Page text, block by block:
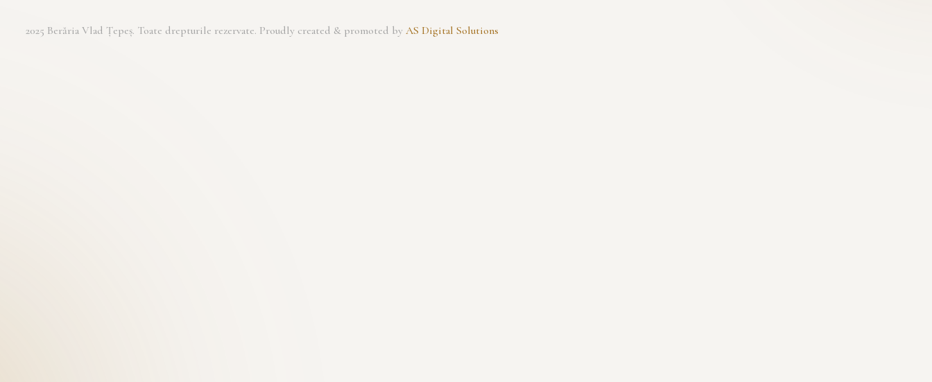
2025 Berăria Vlad Țepeș. Toate drepturile rezervate. Proudly created & promoted by AS Digital Solutions